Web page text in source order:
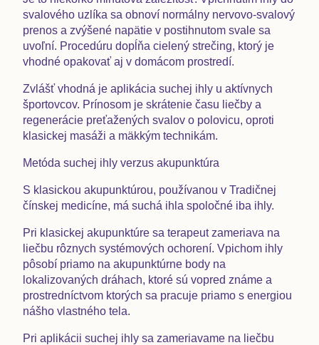
svalového uzlíka sa obnoví normálny nervovo-svalový
prenos a zvýšené napätie v postihnutom svale sa
uvoľní. Procedúru dopĺňa cielený strečing, ktorý je
vhodné opakovať aj v domácom prostredí.
Zvlášť vhodná je aplikácia suchej ihly u aktívnych
športovcov. Prínosom je skrátenie času liečby a
regenerácie preťažených svalov o polovicu, oproti
klasickej masáži a mäkkým technikám.
Metóda suchej ihly verzus akupunktúra
S klasickou akupunktúrou, používanou v Tradičnej
čínskej medicíne, má suchá ihla spoločné iba ihly.
Pri klasickej akupunktúre sa terapeut zameriava na
liečbu rôznych systémových ochorení. Vpichom ihly
pôsobí priamo na akupunktúrne body na
lokalizovaných dráhach, ktoré sú vopred známe a
prostredníctvom ktorých sa pracuje priamo s energiou
nášho vlastného tela.
Pri aplikácii suchej ihly sa zameriavame na liečbu